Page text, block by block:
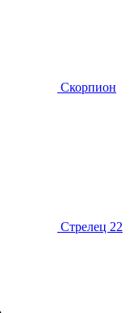
Скорпион
Стрелец 22